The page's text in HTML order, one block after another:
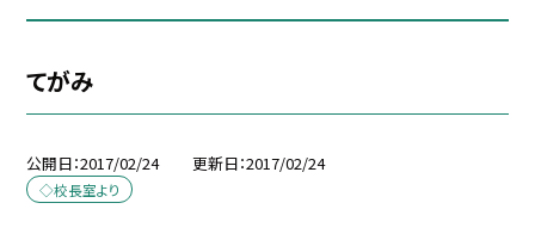
てがみ
公開日 2017/02/24 更新日 2017/02/24
◇校長室より